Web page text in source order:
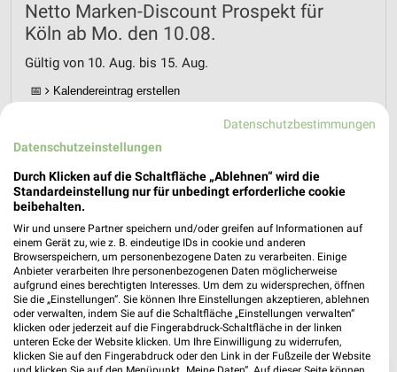
Netto Marken-Discount Prospekt für
Köln ab Mo. den 10.08.
Gültig von 10. Aug. bis 15. Aug.
📅 Kalendereintrag erstellen
PROSPEKT BLÄTTERN
Datenschutzbestimmungen
Datenschutzeinstellungen
Durch Klicken auf die Schaltfläche „Ablehnen“ wird die
Standardeinstellung nur für unbedingt erforderliche cookie
beibehalten.
Wir und unsere Partner speichern und/oder greifen auf Informationen auf
einem Gerät zu, wie z. B. eindeutige IDs in cookie und anderen
Browserspeichern, um personenbezogene Daten zu verarbeiten. Einige
Anbieter verarbeiten Ihre personenbezogenen Daten möglicherweise
aufgrund eines berechtigten Interesses. Um dem zu widersprechen, öffnen
Sie die „Einstellungen“. Sie können Ihre Einstellungen akzeptieren, ablehnen
oder verwalten, indem Sie auf die Schaltfläche „Einstellungen verwalten“
klicken oder jederzeit auf die Fingerabdruck-Schaltfläche in der linken
unteren Ecke der Website klicken. Um Ihre Einwilligung zu widerrufen,
klicken Sie auf den Fingerabdruck oder den Link in der Fußzeile der Website